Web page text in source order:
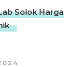
Solok Harga